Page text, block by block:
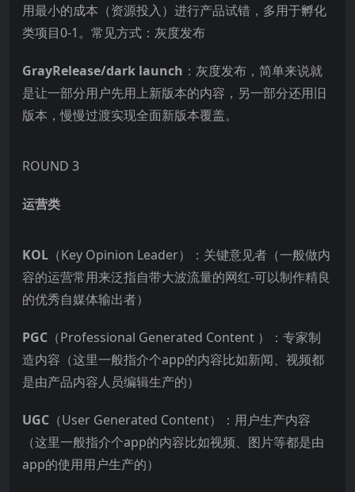
用最小的成本（资源投入）进行产品试错，多用于孵化
类项目0-1。常见方式：灰度发布
GrayRelease/dark launch ：灰度发布，简单来说就
是让一部分用户先用上新版本的内容，另一部分还用旧
版本，慢慢过渡实现全面新版本覆盖。
ROUND 3
运营类
KOL （Key Opinion Leader）：关键意见者（一般做内
容的运营常用来泛指自带大波流量的网红-可以制作精良
的优秀自媒体输出者）
PGC （Professional Generated Content ）：专家制
造内容（这里一般指介个app的内容比如新闻、视频都
是由产品内容人员编辑生产的）
UGC （User Generated Content）：用户生产内容
（这里一般指介个app的内容比如视频、图片等都是由
app的使用用户生产的）